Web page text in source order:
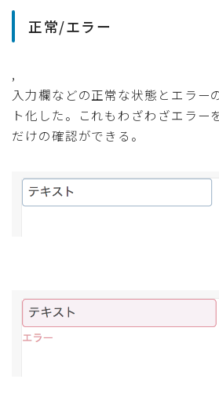
正常/エラー
,
入力欄などの正常な状態とエラー
ト化した。これもわざわざエラー
だけの確認ができる。